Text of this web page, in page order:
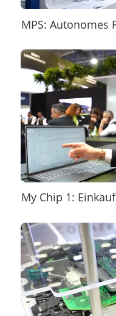
MPS: Autonomes
My Chip 1: